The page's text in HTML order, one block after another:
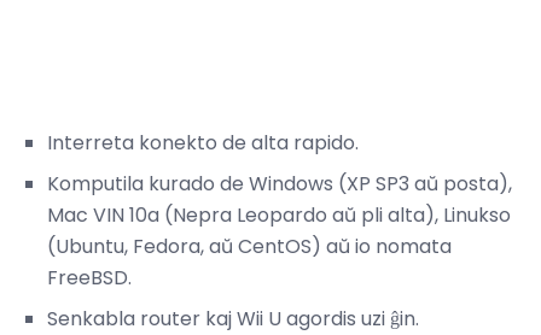
Interreta konekto de alta rapido.
Komputila kurado de Windows (XP SP3 aŭ posta),
Mac VIN 10a (Nepra Leopardo aŭ pli alta), Linukso
(Ubuntu, Fedora, aŭ CentOS) aŭ io nomata
FreeBSD.
Senkabla router kaj Wii U agordis uzi ĝin.